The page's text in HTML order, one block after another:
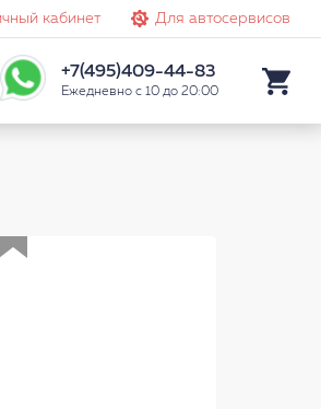
кабинет Для автосервисов
+7(495)409-44-83
Ежедневно с 10 до 20:00